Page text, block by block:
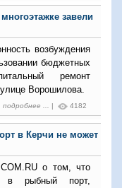
завели
возбуждения
бюджетных
ремонт
Ворошилова.
подробнее ... | 4182
в Керчи не может
COM . RUо том, что
в рыбный порт,